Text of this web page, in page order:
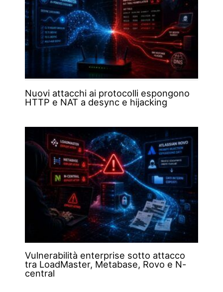
Nuovi attacchi ai protocolli espongono
HTTP e NAT a desync e hijacking
Vulnerabilità enterprise sotto attacco
tra LoadMaster, Metabase, Rovo e N-
central